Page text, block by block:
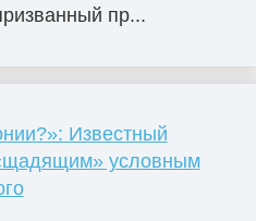
пр...
Известный
условным